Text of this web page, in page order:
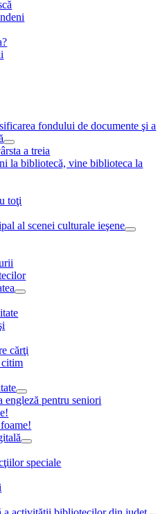
fondului de documente şi a
a treia
la bibliotecă, vine biblioteca la
toţi
al scenei culturale ieşene
cărţi
citim
engleză pentru seniori
speciale